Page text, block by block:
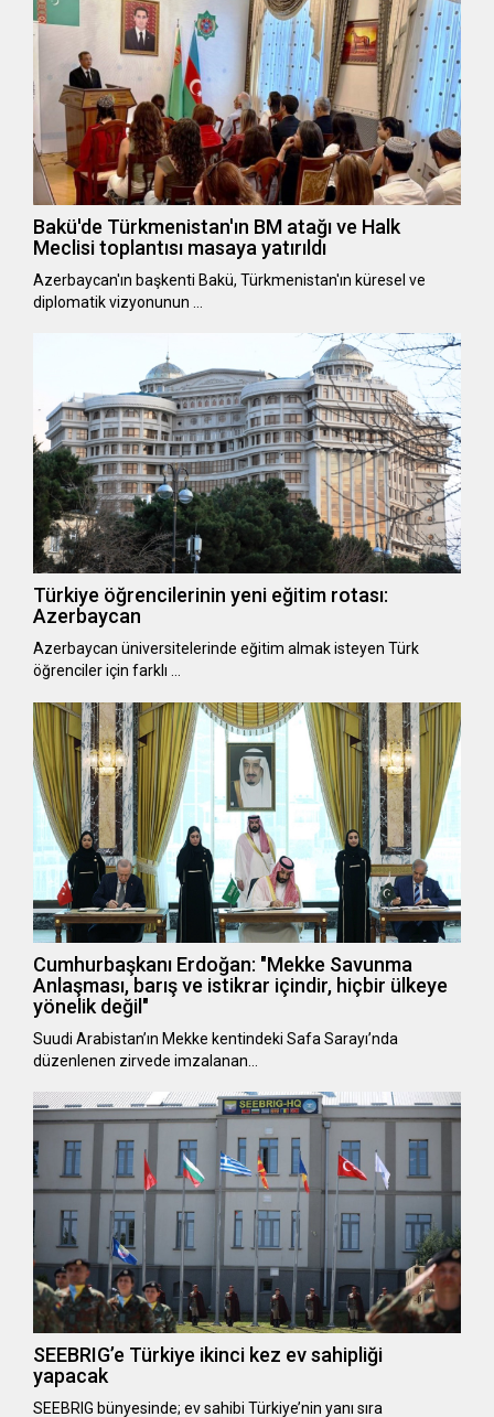
Bakü'de Türkmenistan'ın BM atağı ve Halk
Meclisi toplantısı masaya yatırıldı
Azerbaycan'ın başkenti Bakü, Türkmenistan'ın küresel ve
diplomatik vizyonunun …
Türkiye öğrencilerinin yeni eğitim rotası:
Azerbaycan
Azerbaycan üniversitelerinde eğitim almak isteyen Türk
öğrenciler için farklı …
Cumhurbaşkanı Erdoğan: "Mekke Savunma
Anlaşması, barış ve istikrar içindir, hiçbir ülkeye
yönelik değil"
Suudi Arabistan’ın Mekke kentindeki Safa Sarayı’nda
düzenlenen zirvede imzalanan…
SEEBRIG’e Türkiye ikinci kez ev sahipliği
yapacak
SEEBRIG bünyesinde; ev sahibi Türkiye’nin yanı sıra